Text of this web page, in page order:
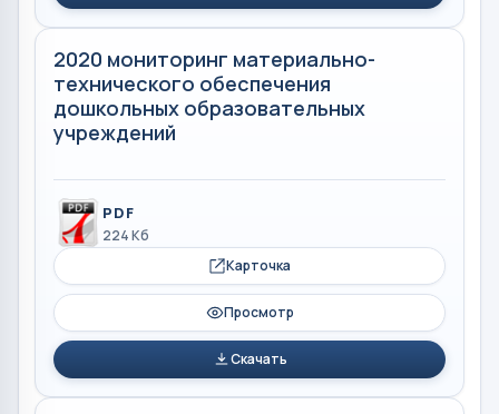
2020 мониторинг материально-
технического обеспечения
дошкольных образовательных
учреждений
PDF
224 Кб
Карточка
Просмотр
Скачать